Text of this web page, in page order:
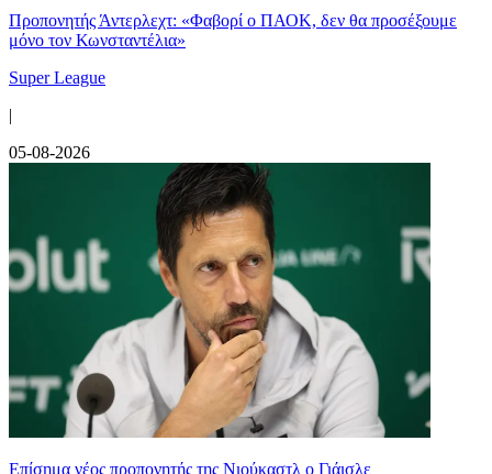
Προπονητής Άντερλεχτ: «Φαβορί ο ΠΑΟΚ, δεν θα προσέξουμε
μόνο τον Κωνσταντέλια»
Super League
|
05-08-2026
Επίσημα νέος προπονητής της Νιούκαστλ ο Γιάισλε